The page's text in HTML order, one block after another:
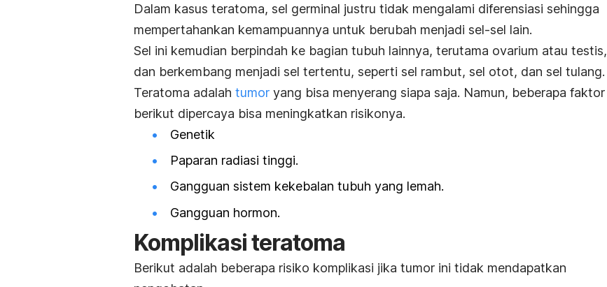
Dalam kasus teratoma, sel germinal justru tidak mengalami diferensiasi sehingga
mempertahankan kemampuannya untuk berubah menjadi sel-sel lain.
Sel ini kemudian berpindah ke bagian tubuh lainnya, terutama ovarium atau testis,
dan berkembang menjadi sel tertentu, seperti sel rambut, sel otot, dan sel tulang.
Teratoma adalah tumor yang bisa menyerang siapa saja. Namun, beberapa faktor
berikut dipercaya bisa meningkatkan risikonya.
Genetik
Paparan radiasi tinggi.
Gangguan sistem kekebalan tubuh yang lemah.
Gangguan hormon.
Komplikasi teratoma
Berikut adalah beberapa risiko komplikasi jika tumor ini tidak mendapatkan